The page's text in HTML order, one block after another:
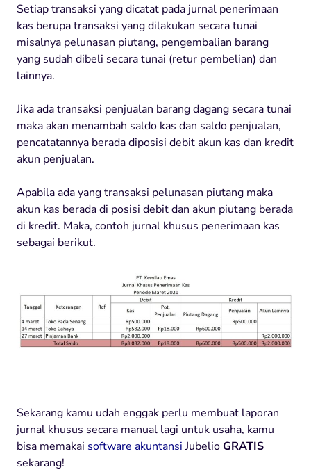
Setiap transaksi yang dicatat pada jurnal penerimaan
kas berupa transaksi yang dilakukan secara tunai
misalnya pelunasan piutang, pengembalian barang
yang sudah dibeli secara tunai (retur pembelian) dan
lainnya.
Jika ada transaksi penjualan barang dagang secara tunai
maka akan menambah saldo kas dan saldo penjualan,
pencatatannya berada diposisi debit akun kas dan kredit
akun penjualan.
Apabila ada yang transaksi pelunasan piutang maka
akun kas berada di posisi debit dan akun piutang berada
di kredit. Maka, contoh jurnal khusus penerimaan kas
sebagai berikut.
Sekarang kamu udah enggak perlu membuat laporan
jurnal khusus secara manual lagi untuk usaha, kamu
bisa memakai software akuntansiJubelioGRATIS
sekarang!